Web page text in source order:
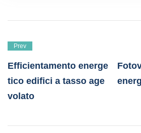
Prev
Efficientamento energe
tico edifici a tasso age
volato